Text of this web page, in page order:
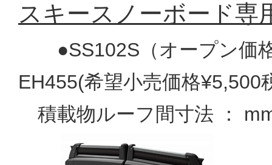
スキースノーボード専
●SS102S（オープン価
EH455(希望小売価格
積載物ルーフ間寸法 ：